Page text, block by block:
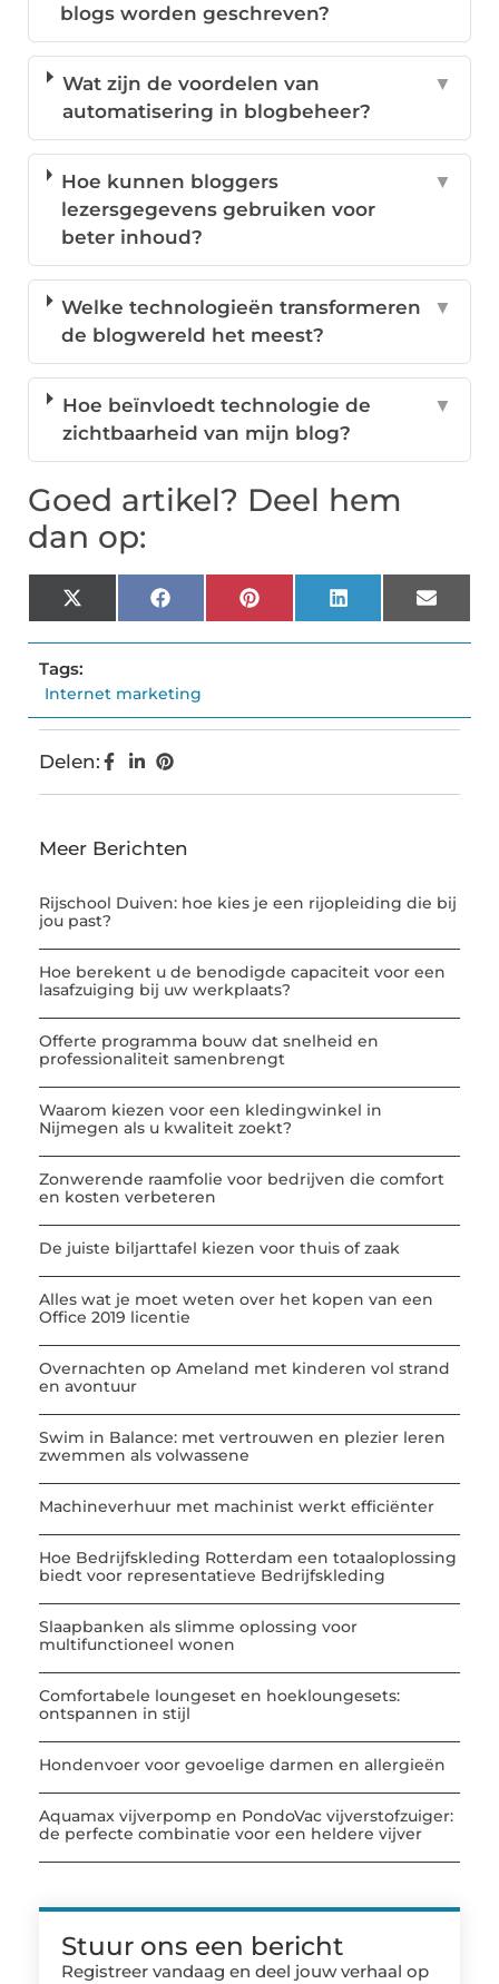
blogs worden geschreven?
Wat zijn de voordelen van
automatisering in blogbeheer?
▼
Hoe kunnen bloggers
lezersgegevens gebruiken voor
beter inhoud?
▼
Welke technologieën transformeren
de blogwereld het meest?
▼
Hoe beïnvloedt technologie de
zichtbaarheid van mijn blog?
▼
Goed artikel? Deel hem
dan op:
X
(Twitter)
FacebookPinterestLinkedInEmail
Tags:
Internet marketing
Delen:
Meer Berichten
Rijschool Duiven: hoe kies je een rijopleiding die bij
jou past?
Hoe berekent u de benodigde capaciteit voor een
lasafzuiging bij uw werkplaats?
Offerte programma bouw dat snelheid en
professionaliteit samenbrengt
Waarom kiezen voor een kledingwinkel in
Nijmegen als u kwaliteit zoekt?
Zonwerende raamfolie voor bedrijven die comfort
en kosten verbeteren
De juiste biljarttafel kiezen voor thuis of zaak
Alles wat je moet weten over het kopen van een
Office 2019 licentie
Overnachten op Ameland met kinderen vol strand
en avontuur
Swim in Balance: met vertrouwen en plezier leren
zwemmen als volwassene
Machineverhuur met machinist werkt efficiënter
Hoe Bedrijfskleding Rotterdam een totaaloplossing
biedt voor representatieve Bedrijfskleding
Slaapbanken als slimme oplossing voor
multifunctioneel wonen
Comfortabele loungeset en hoekloungesets:
ontspannen in stijl
Hondenvoer voor gevoelige darmen en allergieën
Aquamax vijverpomp en PondoVac vijverstofzuiger:
de perfecte combinatie voor een heldere vijver
Stuur ons een bericht
Registreer vandaag en deel jouw verhaal op